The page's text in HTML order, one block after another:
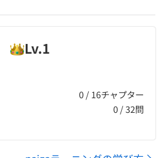
Lv.1
0 / 16チャプター
0/32問